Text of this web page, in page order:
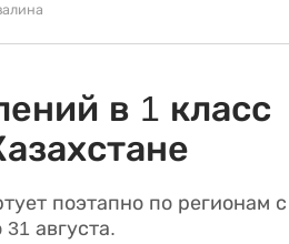
в 1 класс
поэтапно по регионам с
августа.